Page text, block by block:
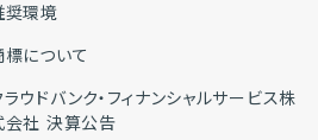
奨環境
標について
ラウドバンク・フィナンシャルサービス株
会社 決算公告